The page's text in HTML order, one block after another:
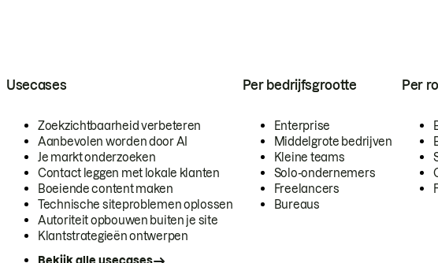
Usecases
Zoekzichtbaarheid verbeteren
Aanbevolen worden door AI
Je markt onderzoeken
Contact leggen met lokale klanten
Boeiende content maken
Technische siteproblemen oplossen
Autoriteit opbouwen buiten je site
Klantstrategieën ontwerpen
Per bedrijfsgrootte
Enterprise
Middelgrote bedrijven
Kleine teams
Solo-ondernemers
Freelancers
Bureaus
Per rol